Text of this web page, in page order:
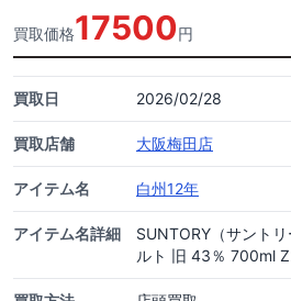
買取価格17500円
買取日 2026/02/28
買取店舗 大阪梅田店
アイテム名 白州12年
アイテム名詳細
SUNTORY（サント
ルト 旧 43％ 700ml